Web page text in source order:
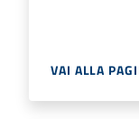
VAI ALLA